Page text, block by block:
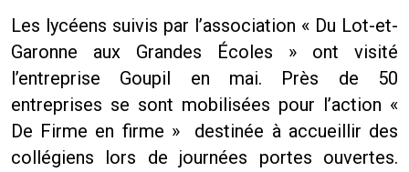
Les lycéens suivis par l’association « Du Lot-et-
Garonne aux Grandes Écoles » ont visité
l’entreprise Goupil en mai. Près de 50
entreprises se sont mobilisées pour l’action «
De Firme en firme » destinée à accueillir des
collégiens lors de journées portes ouvertes.